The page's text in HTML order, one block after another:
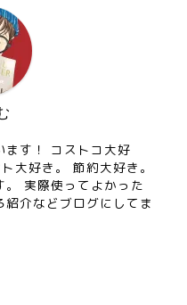
ます！ コストコ大好
大好き。 節約大好き。
。 実際使ってよかった
介などブログにしてま